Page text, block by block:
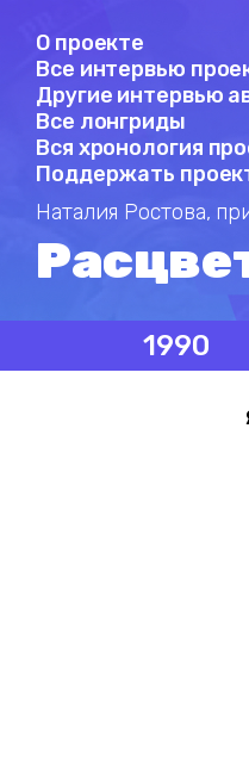
О проекте
Все интервью
Другие интервью
Все лонгриды
Вся хронология
Поддержать
Наталия Ростова,
1990